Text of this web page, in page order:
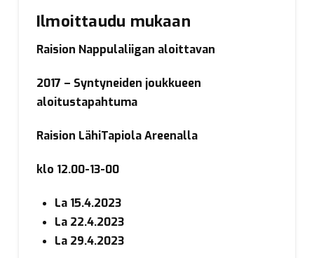
Ilmoittaudu mukaan
Raision Nappulaliigan aloittavan
2017 – Syntyneiden joukkueen
aloitustapahtuma
Raision LähiTapiola Areenalla
klo 12.00-13-00
La 15.4.2023
La 22.4.2023
La 29.4.2023